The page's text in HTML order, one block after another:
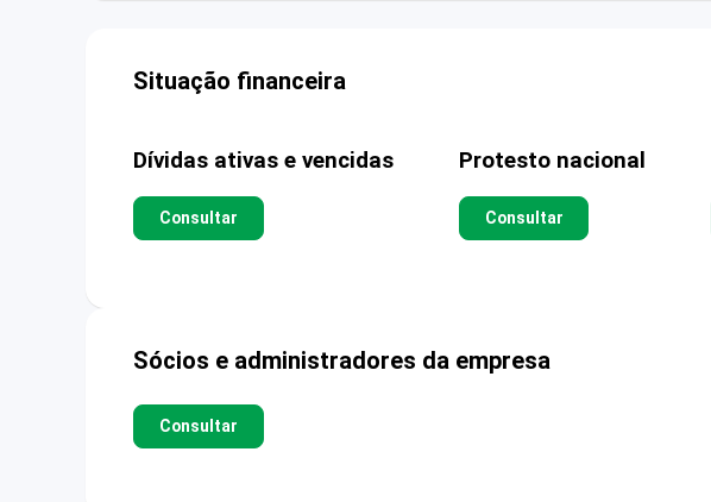
Situação financeira
Dívidas ativas e vencidas
Consultar
Protesto nacional
Consultar
Sócios e administradores da empresa
Consultar